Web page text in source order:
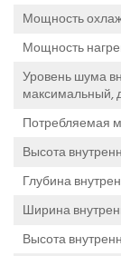
Мощность
Мощность
Уровень шума
максимальный,
Потребляемая
Высота
Глубина
Ширина
Высота